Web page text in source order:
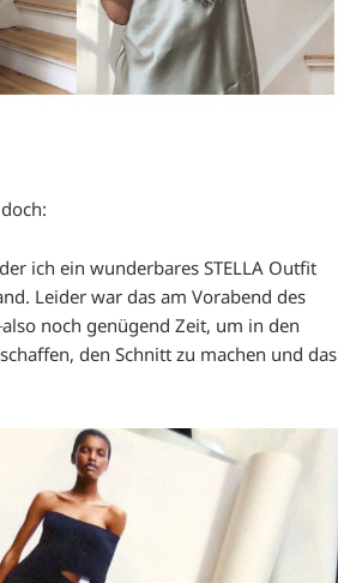
ich ein wunderbares STELLA Outfit
Leider war das am Vorabend des
also noch genügend Zeit, um in den
den Schnitt zu machen und das